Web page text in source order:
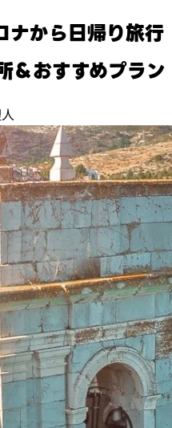
ナから日帰り旅行
おすすめプラン